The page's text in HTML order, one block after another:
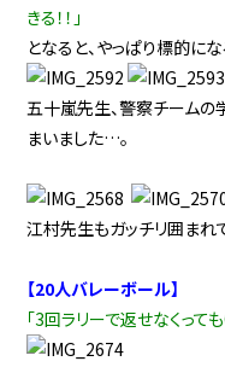
きる！！」
となると、やっぱり標的
五十嵐先生、警察チームの
まいました…。
江村先生もガッチリ囲まれ
【20人バレーボール】
「3回ラリーで返せなくって